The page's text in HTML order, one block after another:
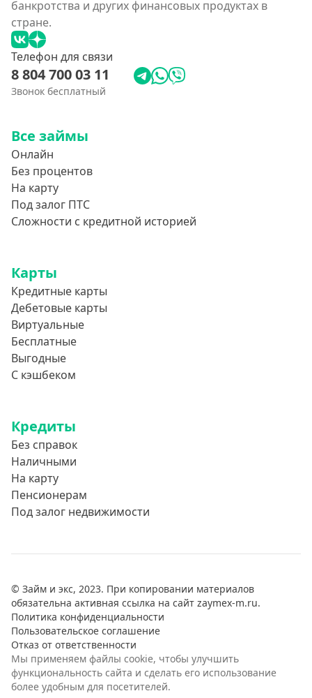
банкротства и других финансовых продуктах в
стране.
Телефон для связи
8 804 700 03 11
Звонок бесплатный
Все займы
Онлайн
Без процентов
На карту
Под залог ПТС
Сложности с кредитной историей
Карты
Кредитные карты
Дебетовые карты
Виртуальные
Бесплатные
Выгодные
С кэшбеком
Кредиты
Без справок
Наличными
На карту
Пенсионерам
Под залог недвижимости
© Займ и экс, 2023. При копировании материалов
обязательна активная ссылка на сайт zaymex-m.ru.
Политика конфиденциальности
Пользовательское соглашение
Отказ от ответственности
Мы применяем файлы cookie, чтобы улучшить
функциональность сайта и сделать его использование
более удобным для посетителей.